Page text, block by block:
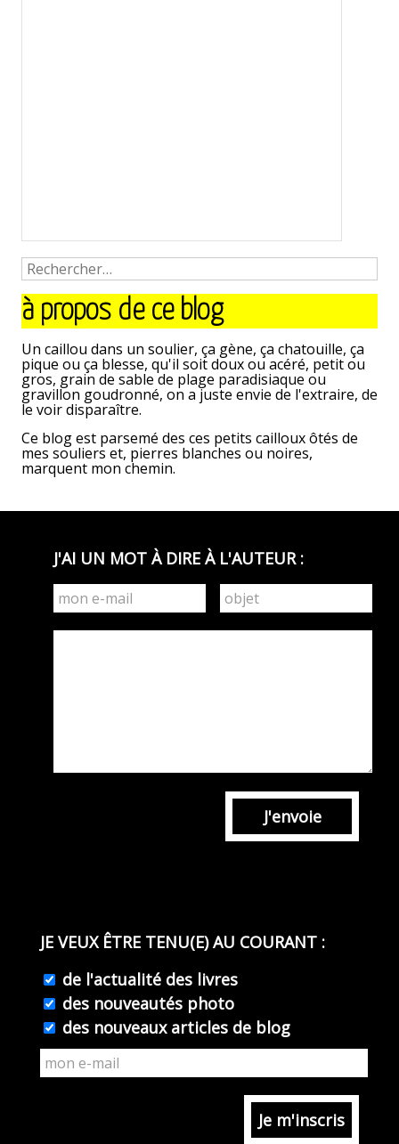
à propos de ce blog
Un caillou dans un soulier, ça gène, ça chatouille, ça
pique ou ça blesse, qu'il soit doux ou acéré, petit ou
gros, grain de sable de plage paradisiaque ou
gravillon goudronné, on a juste envie de l'extraire, de
le voir disparaître.
Ce blog est parsemé des ces petits cailloux ôtés de
mes souliers et, pierres blanches ou noires,
marquent mon chemin.
J'AI UN MOT À DIRE À L'AUTEUR :
J'envoie
JE VEUX ÊTRE TENU(E) AU COURANT :
de l'actualité des livres
des nouveautés photo
des nouveaux articles de blog